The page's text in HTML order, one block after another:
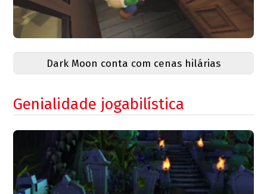
Dark Moon conta com cenas hilárias
Genialidade jogabilística